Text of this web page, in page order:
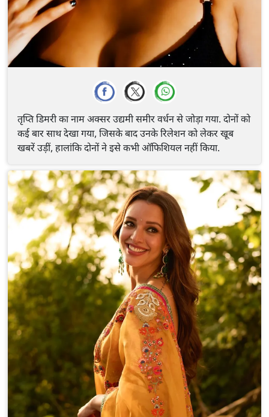
तृप्ति डिमरी का नाम अक्सर उद्यमी समीर वर्धन से जोड़ा गया. दोनों को
कई बार साथ देखा गया, जिसके बाद उनके रिलेशन को लेकर खूब
खबरें उड़ीं, हालांकि दोनों ने इसे कभी ऑफिशियल नहीं किया.